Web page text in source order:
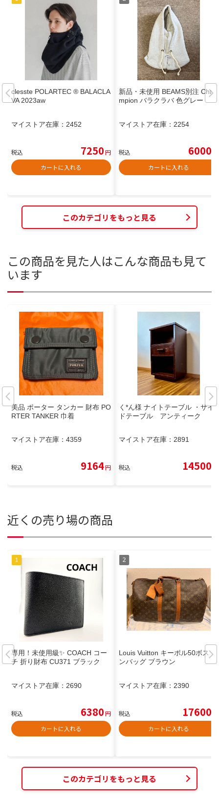
clesste POLARTEC ® BALACLA
VA 2023aw
マイストア在庫： 2452
税込 7250円
カートに入れる
新品・未使用 BEAMS別注 Cha
mpion バラクラバ 色グレー
マイストア在庫： 2254
税込 6000
カートに入れる
このカテゴリをもっと見る
この商品を見た人はこんな商品も見て
います
美品 ポーター タンカー 財布 PO
RTER TANKER 巾着
マイストア在庫： 4359
税込 9164円
く*ん様 ナイトテーブル ・サイ
ドテーブル アンティーク
マイストア在庫： 2891
税込 14500
近くの売り場の商品
専用！未使用級✨ COACH コー
チ 折り財布 CU371 ブラック
マイストア在庫： 2690
税込 6380円
カートに入れる
Louis Vuitton キーポル50ボスト
ンバッグ ブラウン
マイストア在庫： 2390
税込 17600
カートに入れる
このカテゴリをもっと見る